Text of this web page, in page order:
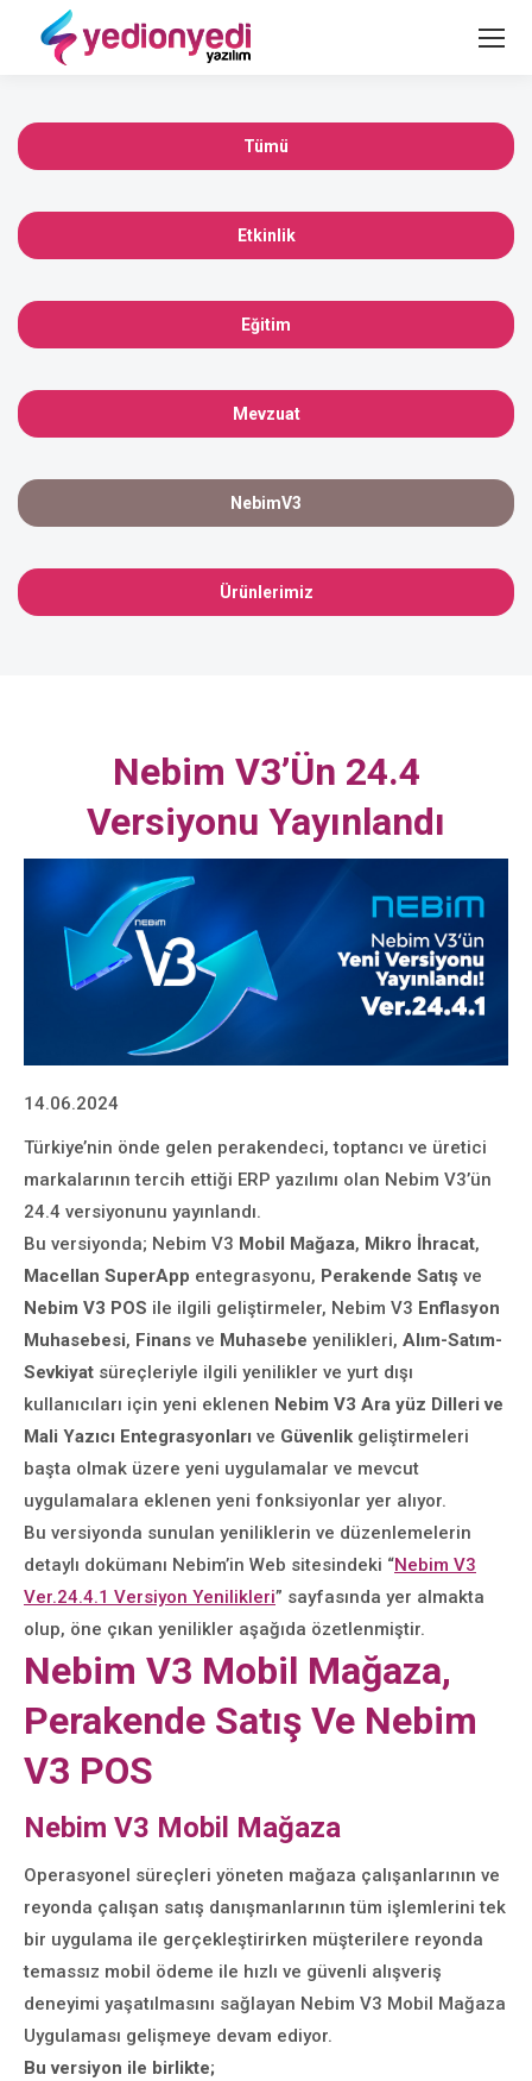
Tümü
Etkinlik
Eğitim
Mevzuat
NebimV3
Ürünlerimiz
Nebim V3’ün 24.4
Versiyonu Yayınlandı
14.06.2024
Türkiye’nin önde gelen perakendeci, toptancı ve üretici
markalarının tercih ettiği ERP yazılımı olan Nebim V3’ün
24.4 versiyonunu yayınlandı.
Bu versiyonda; Nebim V3 Mobil Mağaza, Mikro İhracat,
Macellan SuperApp entegrasyonu, Perakende Satış ve
Nebim V3 POS ile ilgili geliştirmeler, Nebim V3 Enflasyon
Muhasebesi, Finans ve Muhasebe yenilikleri, Alım-Satım-
Sevkiyat süreçleriyle ilgili yenilikler ve yurt dışı
kullanıcıları için yeni eklenen Nebim V3 Ara yüz Dilleri ve
Mali Yazıcı Entegrasyonları ve Güvenlik geliştirmeleri
başta olmak üzere yeni uygulamalar ve mevcut
uygulamalara eklenen yeni fonksiyonlar yer alıyor.
Bu versiyonda sunulan yeniliklerin ve düzenlemelerin
detaylı dokümanı Nebim’in Web sitesindeki “Nebim V3
Ver.24.4.1 Versiyon Yenilikleri” sayfasında yer almakta
olup, öne çıkan yenilikler aşağıda özetlenmiştir.
Nebim V3 Mobil Mağaza,
Perakende Satış Ve Nebim
V3 POS
Nebim V3 Mobil Mağaza
Operasyonel süreçleri yöneten mağaza çalışanlarının ve
reyonda çalışan satış danışmanlarının tüm işlemlerini tek
bir uygulama ile gerçekleştirirken müşterilere reyonda
temassız mobil ödeme ile hızlı ve güvenli alışveriş
deneyimi yaşatılmasını sağlayan Nebim V3 Mobil Mağaza
Uygulaması gelişmeye devam ediyor.
Bu versiyon ile birlikte;